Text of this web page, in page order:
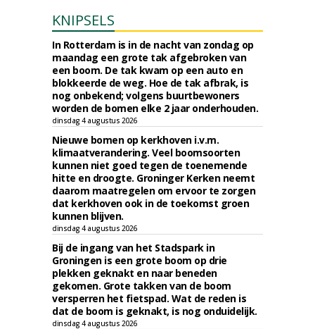
KNIPSELS
In Rotterdam is in de nacht van zondag op
maandag een grote tak afgebroken van
een boom. De tak kwam op een auto en
blokkeerde de weg. Hoe de tak afbrak, is
nog onbekend; volgens buurtbewoners
worden de bomen elke 2 jaar onderhouden.
dinsdag 4 augustus 2026
Nieuwe bomen op kerkhoven i.v.m.
klimaatverandering. Veel boomsoorten
kunnen niet goed tegen de toenemende
hitte en droogte. Groninger Kerken neemt
daarom maatregelen om ervoor te zorgen
dat kerkhoven ook in de toekomst groen
kunnen blijven.
dinsdag 4 augustus 2026
Bij de ingang van het Stadspark in
Groningen is een grote boom op drie
plekken geknakt en naar beneden
gekomen. Grote takken van de boom
versperren het fietspad. Wat de reden is
dat de boom is geknakt, is nog onduidelijk.
dinsdag 4 augustus 2026